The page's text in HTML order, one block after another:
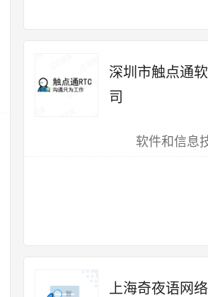
深圳市触点通
司
软件和信息
上海奇夜语网